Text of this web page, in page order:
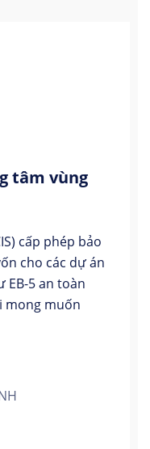
tâm vùng
cấp phép bảo
cho các dự án
EB-5 an toàn
mong muốn